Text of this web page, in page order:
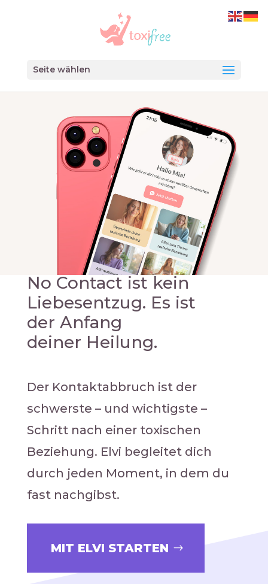
Seite wählen
No Contact ist kein
Liebesentzug. Es ist
der Anfang
deiner Heilung.
Der Kontaktabbruch ist der
schwerste – und wichtigste –
Schritt nach einer toxischen
Beziehung. Elvi begleitet dich
durch jeden Moment, in dem du
fast nachgibst.
MIT ELVI STARTEN